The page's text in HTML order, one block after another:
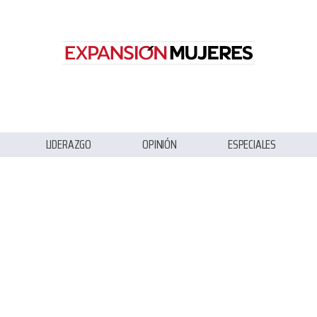
LIDERAZGO OPINIÓN ESPECIALES